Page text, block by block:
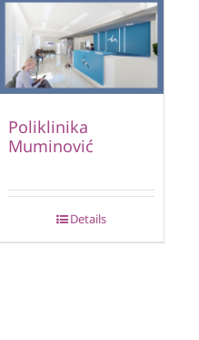
Poliklinika
Muminović
Details